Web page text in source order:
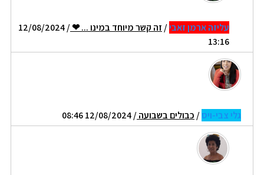
עליזה ארמן זאבי/ זה קשר מיוחד במינו ... ❤ / 12/08/2024
13:16
גלי צבי-ויס/ כבולים בשבועה/ 12/08/2024 08:46